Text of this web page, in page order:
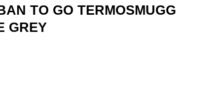
TO GO TERMOSMUGG
GREY